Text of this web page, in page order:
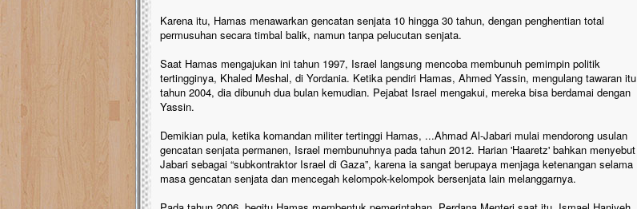
Karena itu, Hamas menawarkan gencatan senjata 10 hingga 30 tahun, dengan penghentian total
permusuhan secara timbal balik, namun tanpa pelucutan senjata.
Saat Hamas mengajukan ini tahun 1997, Israel langsung mencoba membunuh pemimpin politik
tertingginya, Khaled Meshal, di Yordania. Ketika pendiri Hamas, Ahmed Yassin, mengulang tawaran itu
tahun 2004, dia dibunuh dua bulan kemudian. Pejabat Israel mengakui, mereka bisa berdamai dengan
Yassin.
Demikian pula, ketika komandan militer tertinggi Hamas, ...Ahmad Al-Jabari mulai mendorong usulan
gencatan senjata permanen, Israel membunuhnya pada tahun 2012. Harian 'Haaretz' bahkan menyebut
Jabari sebagai “subkontraktor Israel di Gaza”, karena ia sangat berupaya menjaga ketenangan selama
masa gencatan senjata dan mencegah kelompok-kelompok bersenjata lain melanggarnya.